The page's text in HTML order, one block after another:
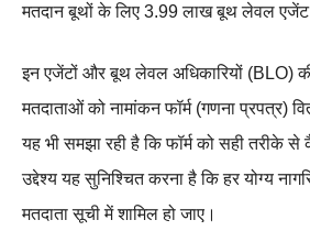
मतदान बूथों के लिए 3.99 लाख बूथ लेवल एजेंट
इन एजेंटों और बूथ लेवल अधिकारियों (BLO)
मतदाताओं को नामांकन फॉर्म (गणना प्रपत्र)
यह भी समझा रही है कि फॉर्म को सही तरीके
उद्देश्य यह सुनिश्चित करना है कि हर योग्य
मतदाता सूची में शामिल हो जाए।